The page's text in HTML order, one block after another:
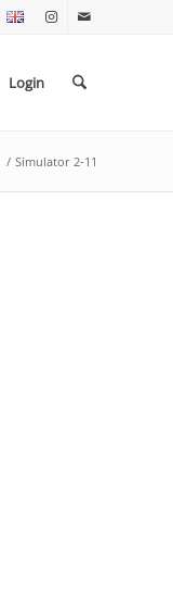
Login
/ Simulator 2-11